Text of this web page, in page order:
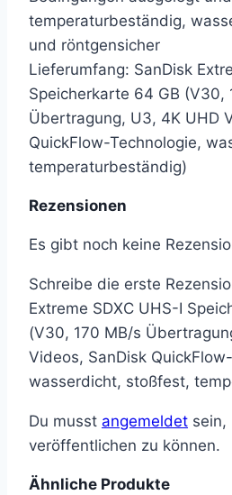
temperaturbeständig,
und röntgensicher
Lieferumfang: SanDisk
Speicherkarte 64 GB (V30,
Übertragung, U3, 4K UHD
QuickFlow-Technologie,
temperaturbeständig)
Rezensionen
Es gibt noch keine
Schreibe die erste
Extreme SDXC UHS-I
(V30, 170 MB/s
Videos, SanDisk
wasserdicht, stoßfest,
Du musst angemeldet sein,
veröffentlichen zu können.
Ähnliche Produkte